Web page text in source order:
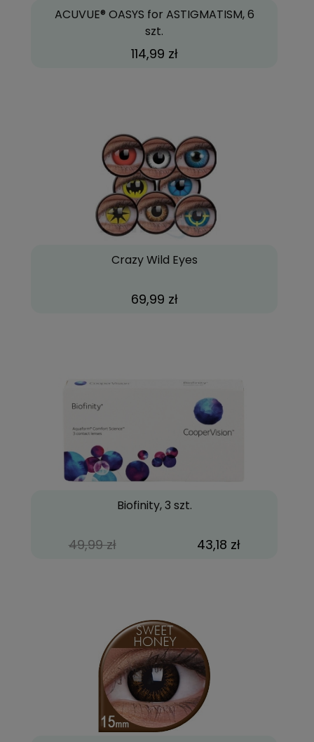
ACUVUE® OASYS for ASTIGMATISM, 6
szt.
114,99 zł
Crazy Wild Eyes
69,99 zł
Biofinity, 3 szt.
49,99 zł 43,18 zł